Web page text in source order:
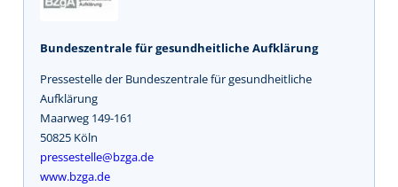
Bundeszentrale für gesundheitliche Aufklärung
Pressestelle der Bundeszentrale für gesundheitliche
Aufklärung
Maarweg 149-161
50825 Köln
pressestelle@bzga.de
www.bzga.de